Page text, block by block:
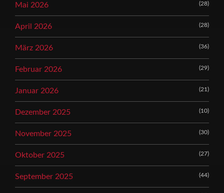
Mai 2026 (28)
April 2026 (28)
März 2026 (36)
Februar 2026 (29)
Januar 2026 (21)
Dezember 2025 (10)
November 2025 (30)
Oktober 2025 (27)
September 2025 (44)